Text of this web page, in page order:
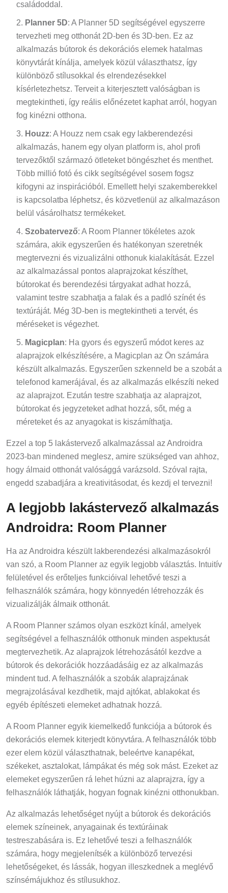
családoddal.
Planner 5D: A Planner 5D segítségével egyszerre
tervezheti meg otthonát 2D-ben és 3D-ben. Ez az
alkalmazás bútorok és dekorációs elemek hatalmas
könyvtárát kínálja, amelyek közül választhatsz, így
különböző stílusokkal és elrendezésekkel
kísérletezhetsz. Terveit a kiterjesztett valóságban is
megtekintheti, így reális előnézetet kaphat arról, hogyan
fog kinézni otthona.
Houzz: A Houzz nem csak egy lakberendezési
alkalmazás, hanem egy olyan platform is, ahol profi
tervezőktől származó ötleteket böngészhet és menthet.
Több millió fotó és cikk segítségével sosem fogsz
kifogyni az inspirációból. Emellett helyi szakemberekkel
is kapcsolatba léphetsz, és közvetlenül az alkalmazáson
belül vásárolhatsz termékeket.
Szobatervező: A Room Planner tökéletes azok
számára, akik egyszerűen és hatékonyan szeretnék
megtervezni és vizualizálni otthonuk kialakítását. Ezzel
az alkalmazással pontos alaprajzokat készíthet,
bútorokat és berendezési tárgyakat adhat hozzá,
valamint testre szabhatja a falak és a padló színét és
textúráját. Még 3D-ben is megtekintheti a tervét, és
méréseket is végezhet.
Magicplan: Ha gyors és egyszerű módot keres az
alaprajzok elkészítésére, a Magicplan az Ön számára
készült alkalmazás. Egyszerűen szkenneld be a szobát a
telefonod kamerájával, és az alkalmazás elkészíti neked
az alaprajzot. Ezután testre szabhatja az alaprajzot,
bútorokat és jegyzeteket adhat hozzá, sőt, még a
méreteket és az anyagokat is kiszámíthatja.
Ezzel a top 5 lakástervező alkalmazással az Androidra
2023-ban mindened meglesz, amire szükséged van ahhoz,
hogy álmaid otthonát valósággá varázsold. Szóval rajta,
engedd szabadjára a kreativitásodat, és kezdj el tervezni!
A legjobb lakástervező alkalmazás
Androidra: Room Planner
Ha az Androidra készült lakberendezési alkalmazásokról
van szó, a Room Planner az egyik legjobb választás. Intuitív
felületével és erőteljes funkcióival lehetővé teszi a
felhasználók számára, hogy könnyedén létrehozzák és
vizualizálják álmaik otthonát.
A Room Planner számos olyan eszközt kínál, amelyek
segítségével a felhasználók otthonuk minden aspektusát
megtervezhetik. Az alaprajzok létrehozásától kezdve a
bútorok és dekorációk hozzáadásáig ez az alkalmazás
mindent tud. A felhasználók a szobák alaprajzának
megrajzolásával kezdhetik, majd ajtókat, ablakokat és
egyéb építészeti elemeket adhatnak hozzá.
A Room Planner egyik kiemelkedő funkciója a bútorok és
dekorációs elemek kiterjedt könyvtára. A felhasználók több
ezer elem közül választhatnak, beleértve kanapékat,
székeket, asztalokat, lámpákat és még sok mást. Ezeket az
elemeket egyszerűen rá lehet húzni az alaprajzra, így a
felhasználók láthatják, hogyan fognak kinézni otthonukban.
Az alkalmazás lehetőséget nyújt a bútorok és dekorációs
elemek színeinek, anyagainak és textúráinak
testreszabására is. Ez lehetővé teszi a felhasználók
számára, hogy megjelenítsék a különböző tervezési
lehetőségeket, és lássák, hogyan illeszkednek a meglévő
színsémájukhoz és stílusukhoz.